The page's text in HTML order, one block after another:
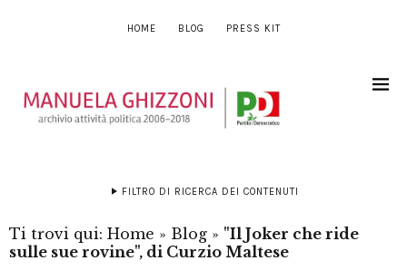
HOME BLOG PRESS KIT
FILTRO DI RICERCA DEI CONTENUTI
Ti trovi qui: Home » Blog » "Il Joker che ride
sulle sue rovine", di Curzio Maltese